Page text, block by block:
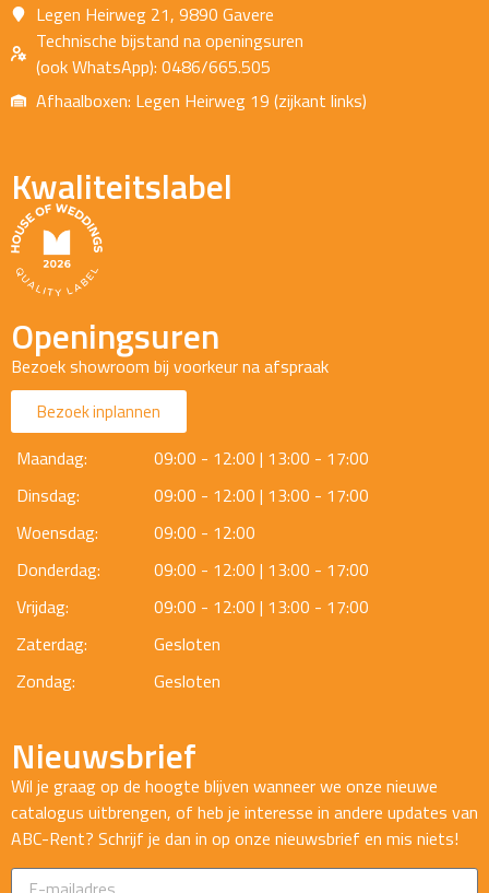
Legen Heirweg 21, 9890 Gavere
Technische bijstand na openingsuren
(ook WhatsApp): 0486/665.505
Afhaalboxen: Legen Heirweg 19 (zijkant links)
Kwaliteitslabel
Openingsuren
Bezoek showroom bij voorkeur na afspraak
Bezoek inplannen
Maandag:
09:00 - 12:00 | 13:00 - 17:00
Dinsdag:
09:00 - 12:00 | 13:00 - 17:00
Woensdag:
09:00 - 12:00
Donderdag:
09:00 - 12:00 | 13:00 - 17:00
Vrijdag:
09:00 - 12:00 | 13:00 - 17:00
Zaterdag:
Gesloten
Zondag:
Gesloten
Nieuwsbrief
Wil je graag op de hoogte blijven wanneer we onze nieuwe
catalogus uitbrengen, of heb je interesse in andere updates van
ABC-Rent? Schrijf je dan in op onze nieuwsbrief en mis niets!